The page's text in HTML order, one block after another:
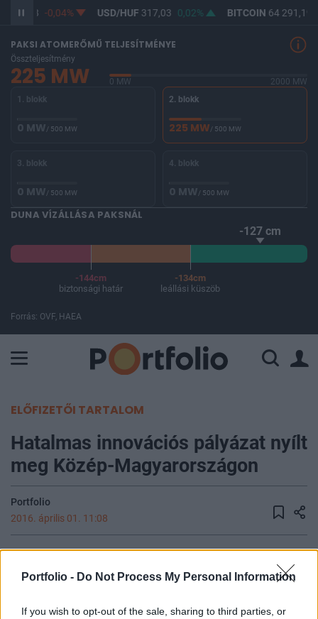
Portfolio - Do Not Process My Personal Information
If you wish to opt-out of the sale, sharing to third parties, or
365,28 -0,04% USD/HUF317,03 0,02% BITCOIN64 291,19
PAKSI ATOMERŐMŰ TELJESÍTMÉNYE
Összteljesítmény
225 MW 0 MW
2000 MW
1. blokk
0 MW/ 500 MW
2. blokk
225 MW/ 500 MW
3. blokk
0 MW/ 500 MW
4. blokk
0 MW/ 500 MW
DUNA VÍZÁLLÁSA PAKSNÁL
-127 cm
-144cm
biztonsági határ
-134cm
leállási küszöb
Forrás: OVF, HAEA
ELŐFIZETŐI TARTALOM
Hatalmas innovációs pályázat nyílt
meg Közép-Magyarországon
Portfolio
2016. április 01. 11:08
28 milliárd forintos kerettel elindult a napokban a
"Nemzeti versenyképességi és kiválósági
tudományterületen támogatja a jelentős szellemi